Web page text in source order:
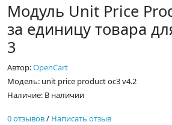
Модуль Unit Price
за единицу товара
3
Автор:OpenCart
Модель: unit price product oc3 v4.2
Наличие: В наличии
0 отзывов/ Написать отзыв